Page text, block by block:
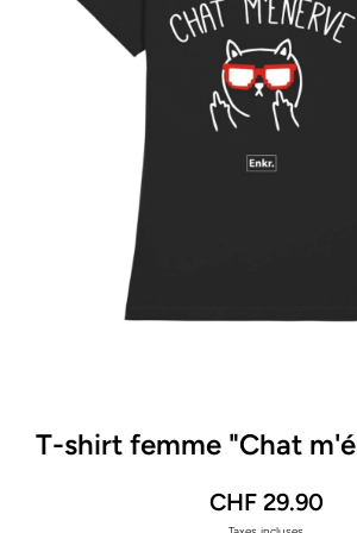
T-shirt femme "Chat
CHF 29.90